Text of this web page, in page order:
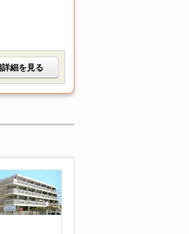
詳細を見る